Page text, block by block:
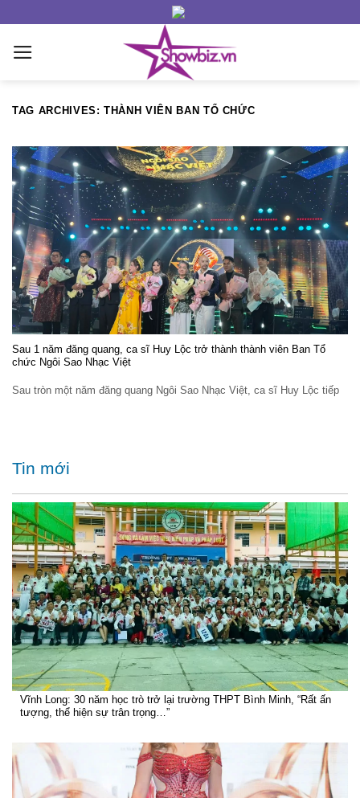
content
TAG ARCHIVES:THÀNH VIÊN BAN TỔ CHỨC
Sau 1 năm đăng quang, ca sĩ Huy Lộc trở thành thành viên Ban Tổ
chức Ngôi Sao Nhạc Việt
Sau tròn một năm đăng quang Ngôi Sao Nhạc Việt, ca sĩ Huy Lộc tiếp
Tin mới
Vĩnh Long: 30 năm học trò trở lại trường THPT Bình Minh, “Rất ấn
tượng, thể hiện sự trân trọng…”